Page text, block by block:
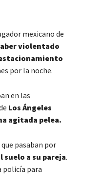
mexicano de
violentado
por la noche.
en las
Los Ángeles
agitada pelea.
pasaban por
suelo a su pareja.
policía para